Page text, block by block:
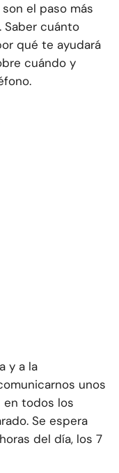
el paso más
Saber cuánto
qué te ayudará
cuándo y
y a la
unos
en todos los
Se espera
del día, los 7